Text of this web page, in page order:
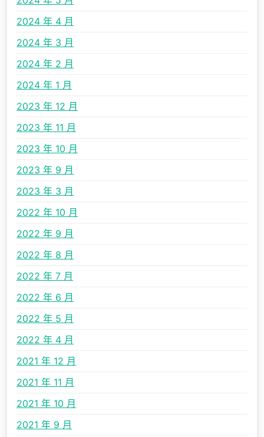
2024 年 4 月
2024 年 3 月
2024 年 2 月
2024 年 1 月
2023 年 12 月
2023 年 11 月
2023 年 10 月
2023 年 9 月
2023 年 3 月
2022 年 10 月
2022 年 9 月
2022 年 8 月
2022 年 7 月
2022 年 6 月
2022 年 5 月
2022 年 4 月
2021 年 12 月
2021 年 11 月
2021 年 10 月
2021 年 9 月